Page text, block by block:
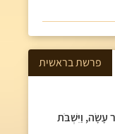
פרשתבראשית
עָשָׂה, וַיִּשְׁבֹּת